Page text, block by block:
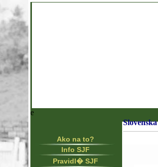
e
Ako na to?
Info SJF
Pravidl� SJF